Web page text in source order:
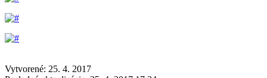
Vytvorené: 25. 4. 2017